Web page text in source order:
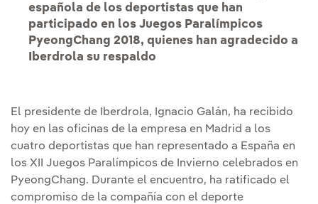
española de los deportistas que han
participado en los Juegos Paralímpicos
PyeongChang 2018, quienes han agradecido a
Iberdrola su respaldo
El presidente de Iberdrola, Ignacio Galán, ha recibido
hoy en las oficinas de la empresa en Madrid a los
cuatro deportistas que han representado a España en
los XII Juegos Paralímpicos de Invierno celebrados en
PyeongChang. Durante el encuentro, ha ratificado el
compromiso de la compañía con el deporte